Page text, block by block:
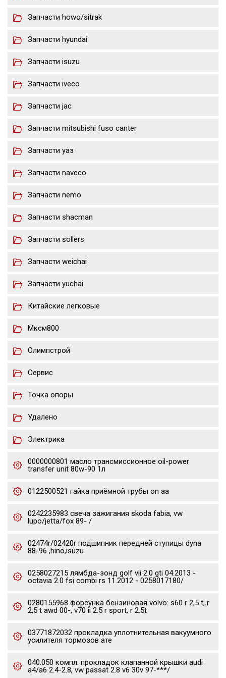
Запчасти howo/sitrak
Запчасти hyundai
Запчасти isuzu
Запчасти iveco
Запчасти jac
Запчасти mitsubishi fuso canter
Запчасти уаз
Запчасти naveco
Запчасти nemo
Запчасти shacman
Запчасти sollers
Запчасти weichai
Запчасти yuchai
Китайские легковые
Мксм800
Олимпстрой
Сервис
Точка опоры
Удалено
Электрика
0000000801 масло трансмиссионное oil-power
transfer unit 80w-90 1л
0122500521 гайка приёмной трубы on aa
0242235983 свеча зажигания skoda fabia, vw
lupo/jetta/fox 89- /
02474r/02420r подшипник передней ступицы dyna
88-96 ,hino,isuzu
0258027215 лямбда-зонд golf vii 2.0 gti 04.2013 -
octavia 2.0 fsi combi rs 11.2012 - 0258017180/
0280155968 форсунка бензиновая volvo: s60 r 2,5 t, r
2,5 t awd 00-, v70 ii 2.5 r sport, r 2.5t
03771872032 прокладка уплотнительная вакуумного
усилителя тормозов ате
040.050 компл. прокладок клапанной крышки audi
a4/a6 2.4-2.8, vw passat 2.8 v6 30v 97-***/